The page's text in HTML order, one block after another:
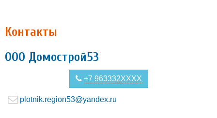
Контакты
ООО Домострой53
+7 963332XXXX
plotnik.region53@yandex.ru